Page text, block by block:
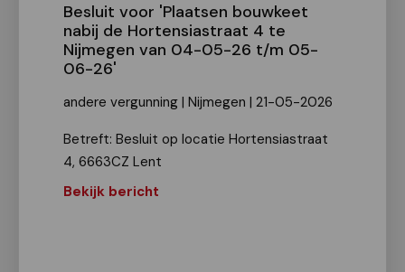
Besluit voor 'Plaatsen bouwkeet
nabij de Hortensiastraat 4 te
Nijmegen van 04-05-26 t/m 05-
06-26'
andere vergunning | Nijmegen | 21-05-2026
Betreft: Besluit op locatie Hortensiastraat
4, 6663CZ Lent
Bekijk bericht